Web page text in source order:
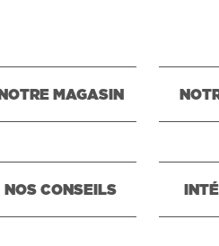
NOTRE MAGASIN
NOS CONSEILS